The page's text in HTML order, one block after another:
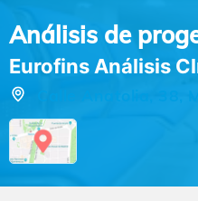
Análisis de
Eurofins Análisis